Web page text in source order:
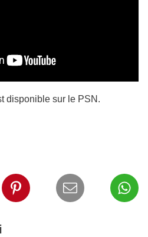
disponible sur le PSN.